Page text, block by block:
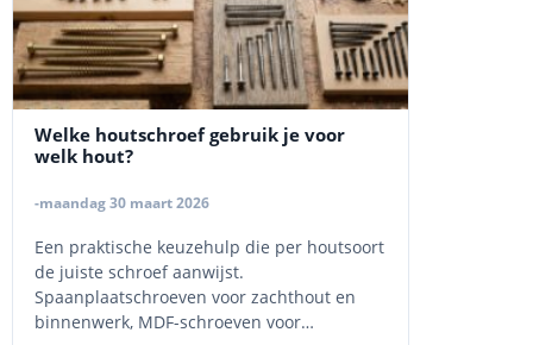
Welke houtschroef gebruik je voor
welk hout?
-maandag 30 maart 2026
Een praktische keuzehulp die per houtsoort
de juiste schroef aanwijst.
Spaanplaatschroeven voor zachthout en
binnenwerk, MDF-schroeven voor